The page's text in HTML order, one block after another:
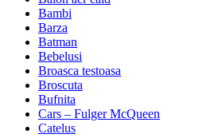
Bambi
Barza
Batman
Bebelusi
Broasca testoasa
Broscuta
Bufnita
Cars – Fulger McQueen
Catelus